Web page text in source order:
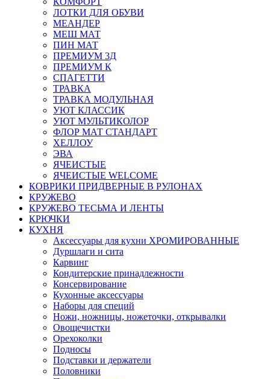
ЛОТКИ ДЛЯ ОБУВИ
МЕАНДЕР
МЕШ МАТ
ПИН МАТ
ПРЕМИУМ 3Д
ПРЕМИУМ К
СПАГЕТТИ
ТРАВКА
ТРАВКА МОДУЛЬНАЯ
УЮТ КЛАССИК
УЮТ МУЛЬТИКОЛОР
ФЛОР МАТ СТАНДАРТ
ХЕЛЛОУ
ЭВА
ЯЧЕИСТЫЕ
ЯЧЕИСТЫЕ WELCOME
КОВРИКИ ПРИДВЕРНЫЕ В РУЛОНАХ
КРУЖЕВО
КРУЖЕВО ТЕСЬМА И ЛЕНТЫ
КРЮЧКИ
КУХНЯ
Аксессуары для кухни ХРОМИРОВАННЫЕ
Дуршлаги и сита
Карвинг
Кондитерские принадлежности
Консервирование
Кухонные аксессуары
Наборы для специй
Ножи, ножницы, ножеточки, открывалки
Овощечистки
Орехоколки
Подносы
Подставки и держатели
Половники